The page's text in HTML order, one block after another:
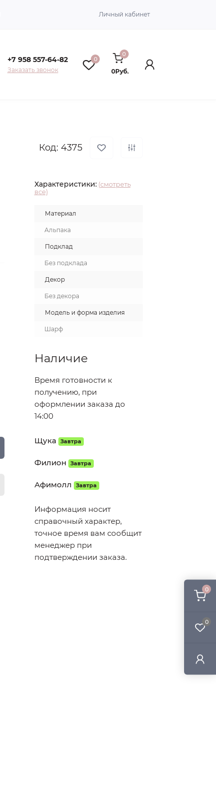
0
0
Личный кабинет
+7 958 557-64-82
Заказать звонок
0
0
0Руб.
Код: 4375
Характеристики: (смотреть
все)
Материал
Альпака
Подклад
Без подклада
Декор
Без декора
Модель и форма изделия
Шарф
Наличие
Время готовности к
получению, при
оформлении заказа до
14:00
Щука Завтра
Филион Завтра
Афимолл Завтра
Информация носит
справочный характер,
точное время вам сообщит
менеджер при
подтверждении заказа.